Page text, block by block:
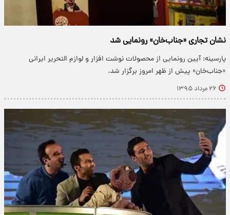
نشان تجاری «جناب‌خان» رونمایی شد
پارسینه: آیین رونمایی از محصولات نوشت افزار و لوازم التحریر ایرانی
«جناب‌خان» پیش از ظهر امروز برگزار شد.
۲۶ مرداد ۱۳۹۵